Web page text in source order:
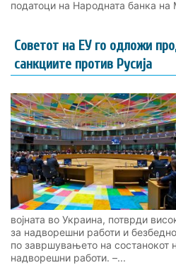
податоци на Народната банка на
Советот на ЕУ го одложи
санкциите против Русија
војната во Украина, потврди
за надворешни работи и
по завршувањето на состанокот
надворешни работи. –...